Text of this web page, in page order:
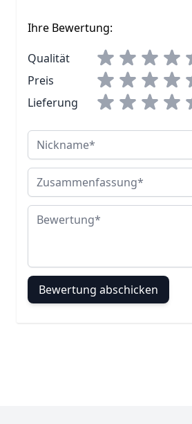
Ihre Bewertung:
Qualität
Preis
Lieferung
Nickname
Zusammenfassung
Bewertung
Bewertung abschicken